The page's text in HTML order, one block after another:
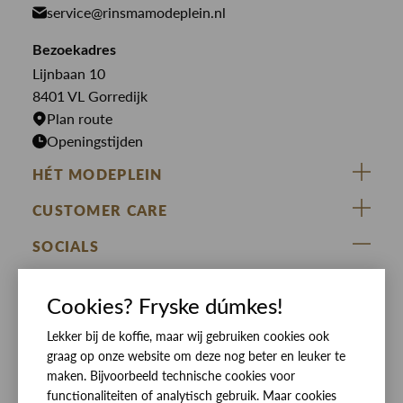
Butcher of Blue
Bekijk alle merken >
Jurken
Rokken
T-shirts
service@rinsmamodeplein.nl
Bezoekadres
Lijnbaan 10
8401 VL Gorredijk
Plan route
Openingstijden
HÉT MODEPLEIN
ZIJ VAN RINSMA
DE HEEREN VAN RINSMA
RINSMA.CONCEPTS
Eten en drinken
Openingstijden
Werken bij RINSMA
CUSTOMER CARE
Veelgestelde vragen
Betaalmethoden
Bezorgen
Contact
Reviews
SOCIALS
Cookies? Fryske dúmkes!
Lekker bij de koffie, maar wij gebruiken cookies ook
graag op onze website om deze nog beter en leuker te
maken. Bijvoorbeeld technische cookies voor
functionaliteiten of analytisch gebruik. Maar cookies